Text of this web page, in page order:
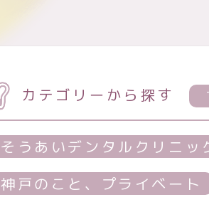
カテゴリーから探す
そうあいデンタルクリニッ
神戸のこと、プライベート